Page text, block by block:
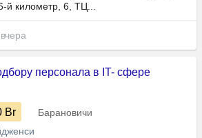
й километр, 6, ТЦ...
персонала в IT- сфере
Br
Барановичи